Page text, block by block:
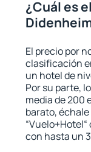
¿Cuál es
El precio por
clasificación
un hotel de
Por su parte,
media de 200
barato,
con hasta un